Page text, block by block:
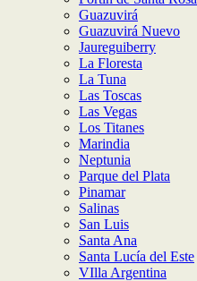
Guazuvirá
Guazuvirá Nuevo
Jaureguiberry
La Floresta
La Tuna
Las Toscas
Las Vegas
Los Titanes
Marindia
Neptunia
Parque del Plata
Pinamar
Salinas
San Luis
Santa Ana
Santa Lucía del Este
VIlla Argentina